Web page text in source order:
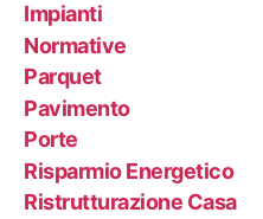
Impianti
Normative
Parquet
Pavimento
Porte
Risparmio Energetico
Ristrutturazione Casa